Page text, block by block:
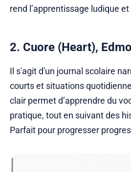
rend l’apprentissage ludique
2. Cuore (Heart),
Il s'agit d'un journal scolaire
courts et situations
clair permet d’apprendre du
pratique, tout en suivant des
Parfait pour progresser